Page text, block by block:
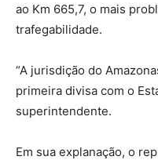
ao Km 665,7, o mais
trafegabilidade.
“A jurisdição do
primeira divisa com o
superintendente.
Em sua explanação, o